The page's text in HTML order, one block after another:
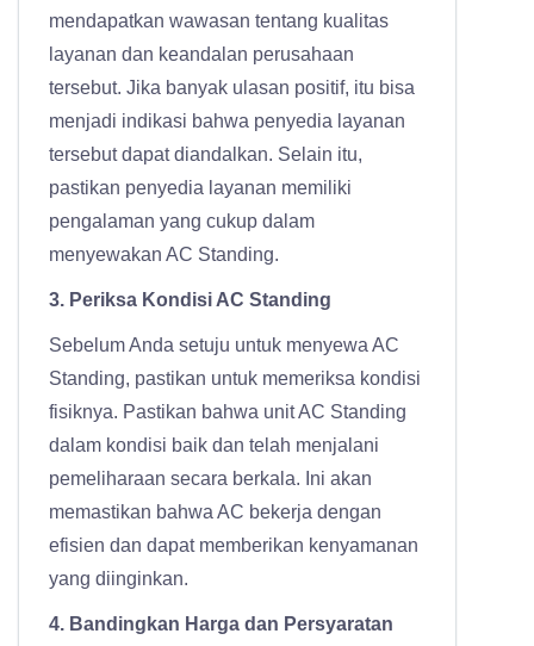
mendapatkan wawasan tentang kualitas
layanan dan keandalan perusahaan
tersebut. Jika banyak ulasan positif, itu bisa
menjadi indikasi bahwa penyedia layanan
tersebut dapat diandalkan. Selain itu,
pastikan penyedia layanan memiliki
pengalaman yang cukup dalam
menyewakan AC Standing.
3. Periksa Kondisi AC Standing
Sebelum Anda setuju untuk menyewa AC
Standing, pastikan untuk memeriksa kondisi
fisiknya. Pastikan bahwa unit AC Standing
dalam kondisi baik dan telah menjalani
pemeliharaan secara berkala. Ini akan
memastikan bahwa AC bekerja dengan
efisien dan dapat memberikan kenyamanan
yang diinginkan.
4. Bandingkan Harga dan Persyaratan